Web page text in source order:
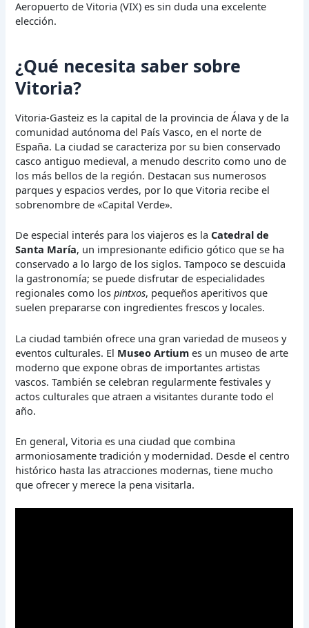
Aeropuerto de Vitoria (VIX) es sin duda una excelente
elección.
¿Qué necesita saber sobre
Vitoria?
Vitoria-Gasteiz es la capital de la provincia de Álava y de la
comunidad autónoma del País Vasco, en el norte de
España. La ciudad se caracteriza por su bien conservado
casco antiguo medieval, a menudo descrito como uno de
los más bellos de la región. Destacan sus numerosos
parques y espacios verdes, por lo que Vitoria recibe el
sobrenombre de «Capital Verde».
De especial interés para los viajeros es laCatedral de
Santa María, un impresionante edificio gótico que se ha
conservado a lo largo de los siglos. Tampoco se descuida
la gastronomía; se puede disfrutar de especialidades
regionales como lospintxos, pequeños aperitivos que
suelen prepararse con ingredientes frescos y locales.
La ciudad también ofrece una gran variedad de museos y
eventos culturales. El Museo Artium es un museo de arte
moderno que expone obras de importantes artistas
vascos. También se celebran regularmente festivales y
actos culturales que atraen a visitantes durante todo el
año.
En general, Vitoria es una ciudad que combina
armoniosamente tradición y modernidad. Desde el centro
histórico hasta las atracciones modernas, tiene mucho
que ofrecer y merece la pena visitarla.